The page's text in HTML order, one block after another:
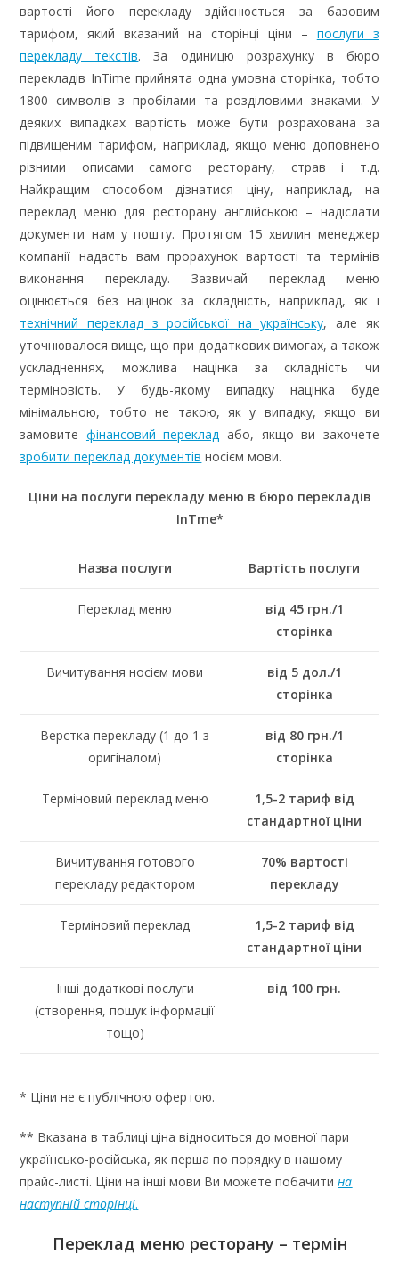
вартості його перекладу здійснюється за базовим
тарифом, який вказаний на сторінці ціни – послуги з
перекладу текстів. За одиницю розрахунку в бюро
перекладів InTime прийнята одна умовна сторінка, тобто
1800 символів з пробілами та розділовими знаками. У
деяких випадках вартість може бути розрахована за
підвищеним тарифом, наприклад, якщо меню доповнено
різними описами самого ресторану, страв і т.д.
Найкращим способом дізнатися ціну, наприклад, на
переклад меню для ресторану англійською – надіслати
документи нам у пошту. Протягом 15 хвилин менеджер
компанії надасть вам прорахунок вартості та термінів
виконання перекладу. Зазвичай переклад меню
оцінюється без націнок за складність, наприклад, як і
технічний переклад з російської на українську, але як
уточнювалося вище, що при додаткових вимогах, а також
ускладненнях, можлива націнка за складність чи
терміновість. У будь-якому випадку націнка буде
мінімальною, тобто не такою, як у випадку, якщо ви
замовите фінансовий переклад або, якщо ви захочете
зробити переклад документів носієм мови.
Ціни на послуги перекладу меню в бюро перекладів
InTme*
Назва послуги Вартість послуги
Переклад меню
від 45 грн./1
сторінка
Вичитування носієм мови
від 5 дол./1
сторінка
Верстка перекладу (1 до 1 з
оригіналом)
від 80 грн./1
сторінка
Терміновий переклад меню
1,5-2 тариф від
стандартної ціни
Вичитування готового
перекладу редактором
70% вартості
перекладу
Терміновий переклад
1,5-2 тариф від
стандартної ціни
Інші додаткові послуги
(створення, пошук інформації
тощо)
від 100 грн.
* Ціни не є публічною офертою.
** Вказана в таблиці ціна відноситься до мовної пари
українсько-російська, як перша по порядку в нашому
прайс-листі. Ціни на інші мови Ви можете побачитина
наступній сторінці.
Переклад меню ресторану – термін